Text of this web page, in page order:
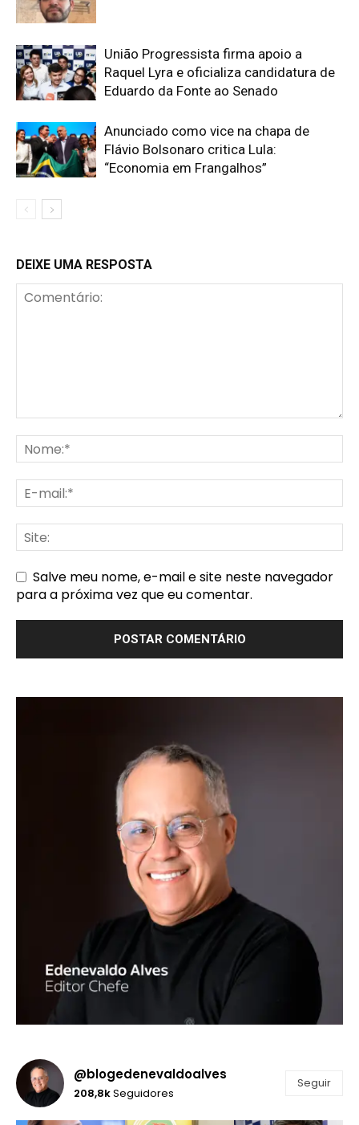
União Progressista firma apoio a
Raquel Lyra e oficializa candidatura de
Eduardo da Fonte ao Senado
Anunciado como vice na chapa de
Flávio Bolsonaro critica Lula:
“Economia em Frangalhos”
DEIXE UMA RESPOSTA
Salve meu nome, e-mail e site neste navegador
para a próxima vez que eu comentar.
@blogedenevaldoalves
208,8kSeguidores
Seguir